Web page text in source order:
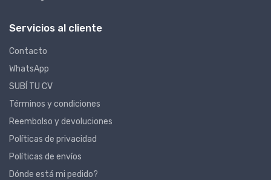
Servicios al cliente
Contacto
WhatsApp
SUBÍ TU CV
Términos y condiciones
Reembolso y devoluciones
Políticas de privacidad
Políticas de envíos
Dónde está mi pedido?